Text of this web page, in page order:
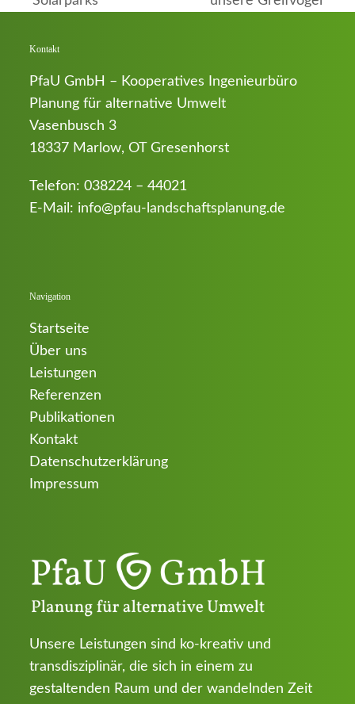
Kontakt
PfaU GmbH – Kooperatives Ingenieurbüro
Planung für alternative Umwelt
Vasenbusch 3
18337 Marlow, OT Gresenhorst
Telefon:038224 – 44021
E-Mail: info@pfau-landschaftsplanung.de
Navigation
Startseite
Über uns
Leistungen
Referenzen
Publikationen
Kontakt
Datenschutzerklärung
Impressum
Unsere Leistungen sind ko-kreativ und
transdisziplinär, die sich in einem zu
gestaltenden Raum und der wandelnden Zeit